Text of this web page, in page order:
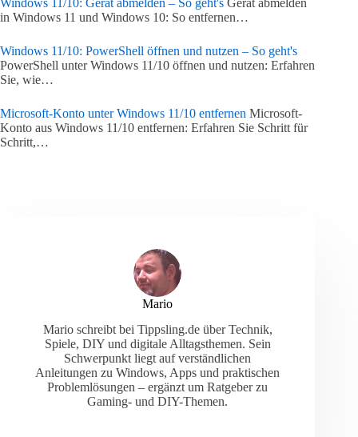
in Windows 11 und Windows 10: So entfernen…
Windows 11/10: PowerShell öffnen und nutzen – So geht's
PowerShell unter Windows 11/10 öffnen und nutzen: Erfahren
Sie, wie…
Microsoft-Konto unter Windows 11/10 entfernen Microsoft-
Konto aus Windows 11/10 entfernen: Erfahren Sie Schritt für
Schritt,…
Mario
Mario schreibt bei Tippsling.de über Technik,
Spiele, DIY und digitale Alltagsthemen. Sein
Schwerpunkt liegt auf verständlichen
Anleitungen zu Windows, Apps und praktischen
Problemlösungen – ergänzt um Ratgeber zu
Gaming- und DIY-Themen.